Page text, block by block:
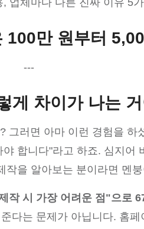
업체마다 다른 진짜 이유 5가
만 원부터
---
게 차이가 나는
러면 아마 이런 경험을 하
합니다"라고 하죠. 심지어
을 알아보는 분이라면 멘
작 시 가장 어려운 점"으로
다는 문제가 아닙니다. 홈